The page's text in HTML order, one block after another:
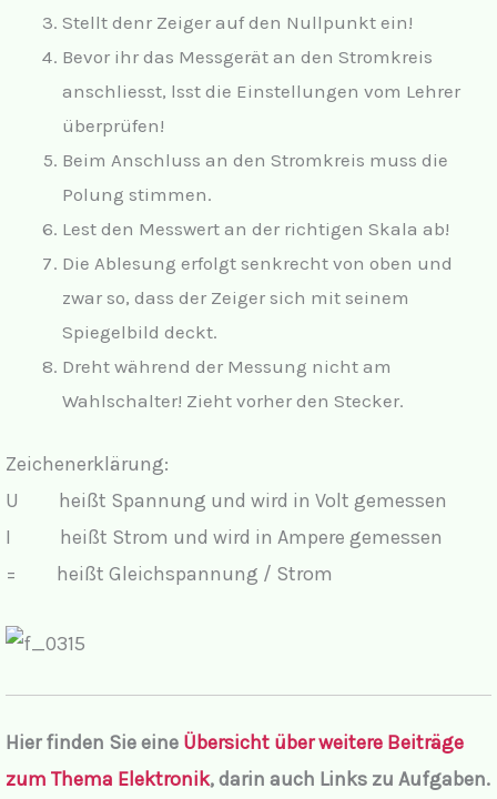
Stellt denr Zeiger auf den Nullpunkt ein!
Bevor ihr das Messgerät an den Stromkreis
anschliesst, lsst die Einstellungen vom Lehrer
überprüfen!
Beim Anschluss an den Stromkreis muss die
Polung stimmen.
Lest den Messwert an der richtigen Skala ab!
Die Ablesung erfolgt senkrecht von oben und
zwar so, dass der Zeiger sich mit seinem
Spiegelbild deckt.
Dreht während der Messung nicht am
Wahlschalter! Zieht vorher den Stecker.
Zeichenerklärung:
U heißt Spannung und wird in Volt gemessen
I heißt Strom und wird in Ampere gemessen
= heißt Gleichspannung / Strom
Hier finden Sieeine Übersicht über weitere Beiträge
zum Thema Elektronik,darin auch Links zu Aufgaben.